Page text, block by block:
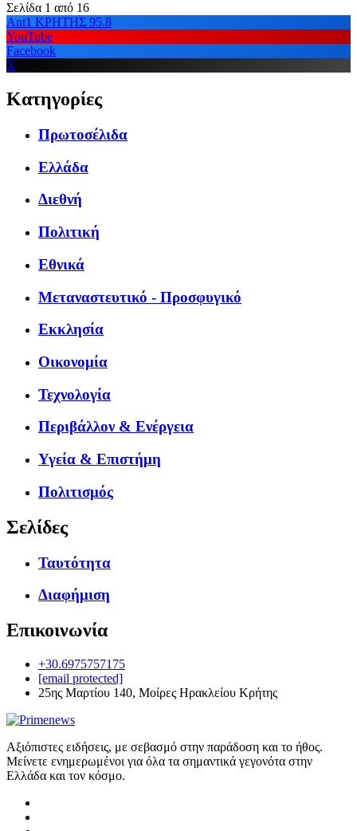
Σελίδα 1 από 16
Ant1 ΚΡΗΤΗΣ 95.8
YouTube
Facebook
X
Κατηγορίες
Πρωτοσέλιδα
Ελλάδα
Διεθνή
Πολιτική
Εθνικά
Μεταναστευτικό - Προσφυγικό
Εκκλησία
Οικονομία
Τεχνολογία
Περιβάλλον & Ενέργεια
Υγεία & Επιστήμη
Πολιτισμός
Σελίδες
Ταυτότητα
Διαφήμιση
Επικοινωνία
+30.6975757175
[email protected]
25ης Μαρτίου 140, Μοίρες Ηρακλείου Κρήτης
Αξιόπιστες ειδήσεις, με σεβασμό στην παράδοση και το ήθος.
Μείνετε ενημερωμένοι για όλα τα σημαντικά γεγονότα στην
Ελλάδα και τον κόσμο.